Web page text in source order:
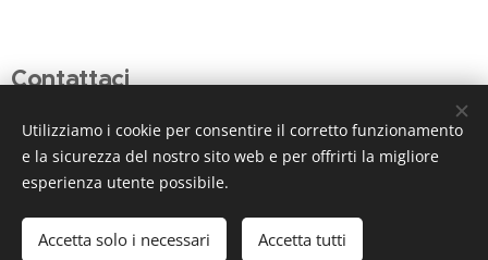
Contattaci
E-mail:info@larmonia.org
Tel. e WhatsApp: +39 049 8792741
Utilizziamo i cookie per consentire il corretto funzionamento
e la sicurezza del nostro sito web e per offrirti la migliore
esperienza utente possibile.
Accetta solo i necessari Accetta tutti